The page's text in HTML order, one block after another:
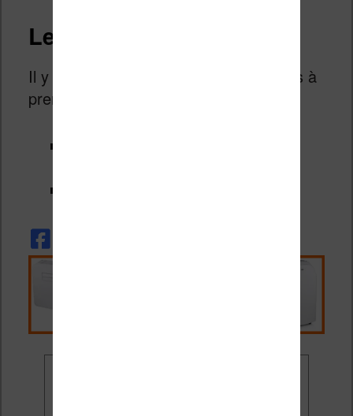
Les autres ressources
Il y a d’autres ressources intéressantes à
prendre en compte :